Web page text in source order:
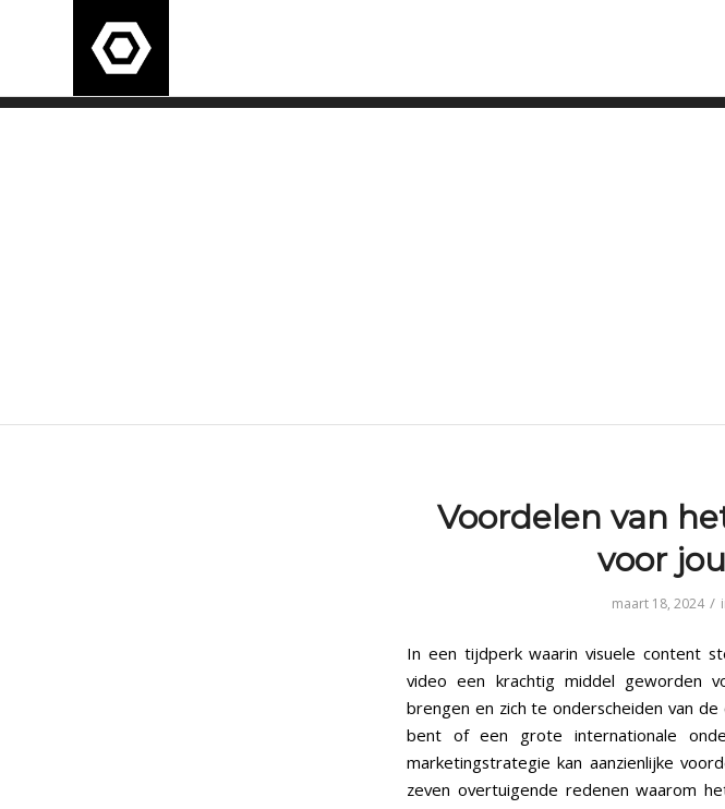
Voordelen van
voor
maart 18, 2024 /
In een tijdperk waarin visuele content
video een krachtig middel geworden
brengen en zich te onderscheiden van
bent of een grote internationale
marketingstrategie kan aanzienlijke
zeven overtuigende redenen waarom